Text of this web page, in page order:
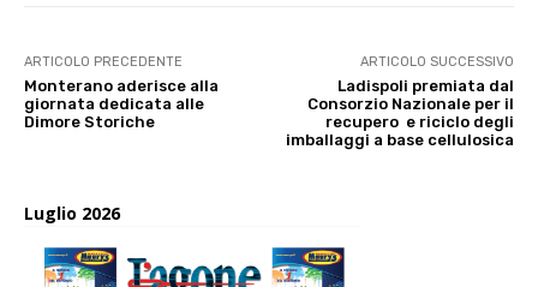
ARTICOLO PRECEDENTE
Monterano aderisce alla
giornata dedicata alle
Dimore Storiche
ARTICOLO SUCCESSIVO
Ladispoli premiata dal
Consorzio Nazionale per il
recupero e riciclo degli
imballaggi a base cellulosica
Luglio 2026